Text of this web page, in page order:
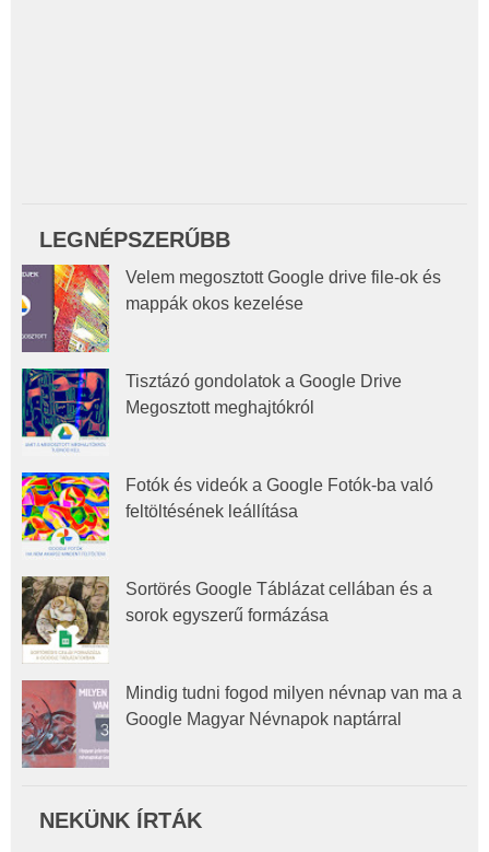
LEGNÉPSZERŰBB
Velem megosztott Google drive file-ok és
mappák okos kezelése
Tisztázó gondolatok a Google Drive
Megosztott meghajtókról
Fotók és videók a Google Fotók-ba való
feltöltésének leállítása
Sortörés Google Táblázat cellában és a
sorok egyszerű formázása
Mindig tudni fogod milyen névnap van ma a
Google Magyar Névnapok naptárral
NEKÜNK ÍRTÁK